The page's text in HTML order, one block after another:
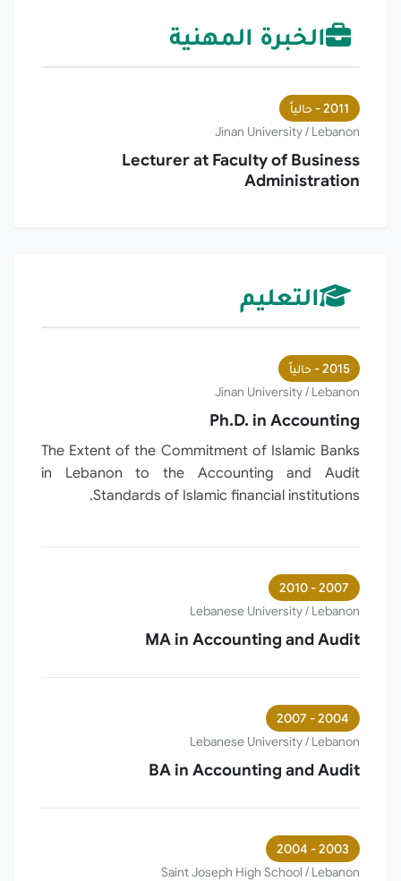
الخبرة المهنية
2011 -
حالياً
Jinan University / Lebanon
Lecturer at Faculty of Business
Administration
التعليم
2015 -
حالياً
Jinan University / Lebanon
Ph.D. in Accounting
The Extent of the Commitment of Islamic Banks
in Lebanon to the Accounting and Audit
Standards of Islamic financial institutions.
2007 - 2010
Lebanese University / Lebanon
MA in Accounting and Audit
2004 - 2007
Lebanese University / Lebanon
BA in Accounting and Audit
2003 - 2004
Saint Joseph High School / Lebanon